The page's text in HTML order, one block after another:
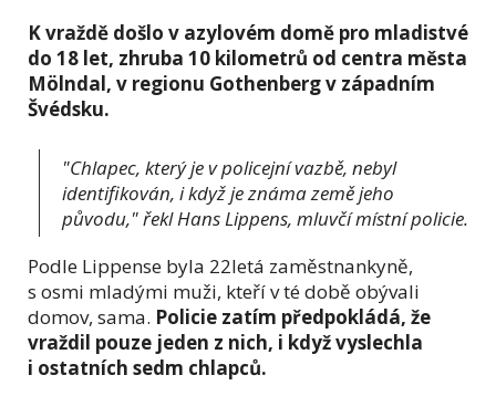
K vraždě došlo v azylovém domě pro mladistvé
do 18 let, zhruba 10 kilometrů od centra města
Mölndal, v regionu Gothenberg v západním
Švédsku.
"Chlapec, který je v policejní vazbě, nebyl
identifikován, i když je známa země jeho
původu," řekl Hans Lippens, mluvčí místní policie.
Podle Lippense byla 22letá zaměstnankyně,
s osmi mladými muži, kteří v té době obývali
domov, sama. Policie zatím předpokládá, že
vraždil pouze jeden z nich, i když vyslechla
i ostatních sedm chlapců.